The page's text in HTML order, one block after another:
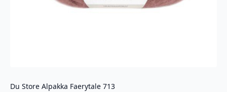
Du Store Alpakka Faerytale 713